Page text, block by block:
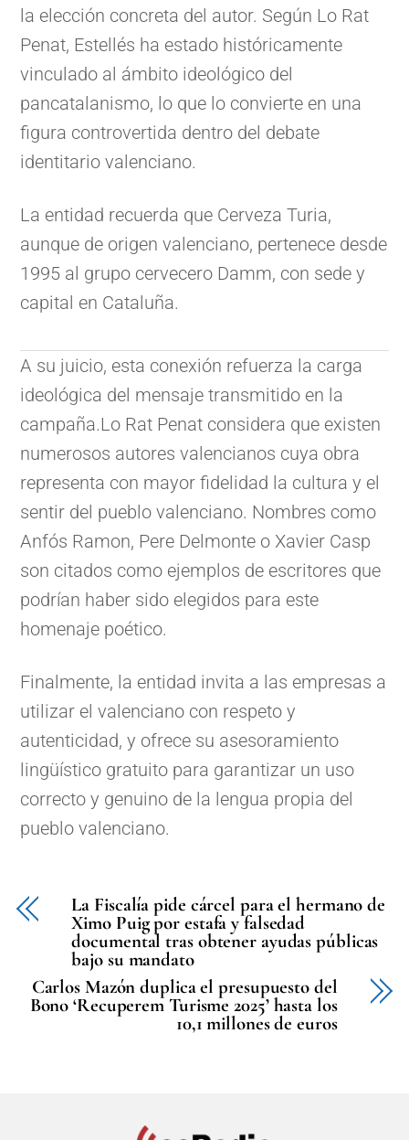
la elección concreta del autor. Según Lo Rat
Penat, Estellés ha estado históricamente
vinculado al ámbito ideológico del
pancatalanismo, lo que lo convierte en una
figura controvertida dentro del debate
identitario valenciano.
La entidad recuerda que Cerveza Turia,
aunque de origen valenciano, pertenece desde
1995 al grupo cervecero Damm, con sede y
capital en Cataluña.
A su juicio, esta conexión refuerza la carga
ideológica del mensaje transmitido en la
campaña.Lo Rat Penat considera que existen
numerosos autores valencianos cuya obra
representa con mayor fidelidad la cultura y el
sentir del pueblo valenciano. Nombres como
Anfós Ramon, Pere Delmonte o Xavier Casp
son citados como ejemplos de escritores que
podrían haber sido elegidos para este
homenaje poético.
Finalmente, la entidad invita a las empresas a
utilizar el valenciano con respeto y
autenticidad, y ofrece su asesoramiento
lingüístico gratuito para garantizar un uso
correcto y genuino de la lengua propia del
pueblo valenciano.
La Fiscalía pide cárcel para el hermano de
Ximo Puig por estafa y falsedad
documental tras obtener ayudas públicas
bajo su mandato
Carlos Mazón duplica el presupuesto del
Bono ‘Recuperem Turisme 2025’ hasta los
10,1 millones de euros